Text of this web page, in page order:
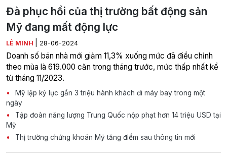
Đà phục hồi của thị trường bất động sản
Mỹ đang mất động lực
LÊ MINH 28-06-2024
Doanh số bán nhà mới giảm 11,3% xuống mức đã điều chỉnh
theo mùa là 619.000 căn trong tháng trước, mức thấp nhất kể
từ tháng 11/2023.
Mỹ lập kỷ lục gần 3 triệu hành khách đi máy bay trong một
ngày
Tập đoàn năng lượng Trung Quốc nộp phạt hơn 14 triệu USD tại
Mỹ
Thị trường chứng khoán Mỹ tăng điểm sau thông tin mới